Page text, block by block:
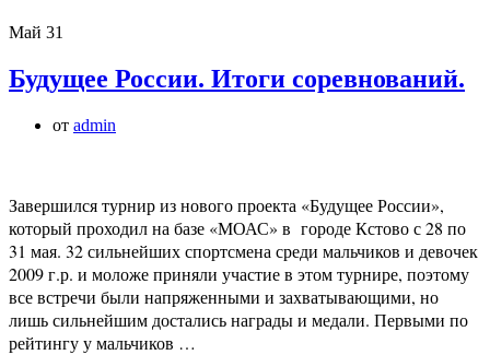
Май 31
Будущее России. Итоги соревнований.
от admin
Завершился турнир из нового проекта «Будущее России»,
который проходил на базе «МОАС» в городе Кстово с 28 по
31 мая. 32 сильнейших спортсмена среди мальчиков и девочек
2009 г.р. и моложе приняли участие в этом турнире, поэтому
все встречи были напряженными и захватывающими, но
лишь сильнейшим достались награды и медали. Первыми по
рейтингу у мальчиков …